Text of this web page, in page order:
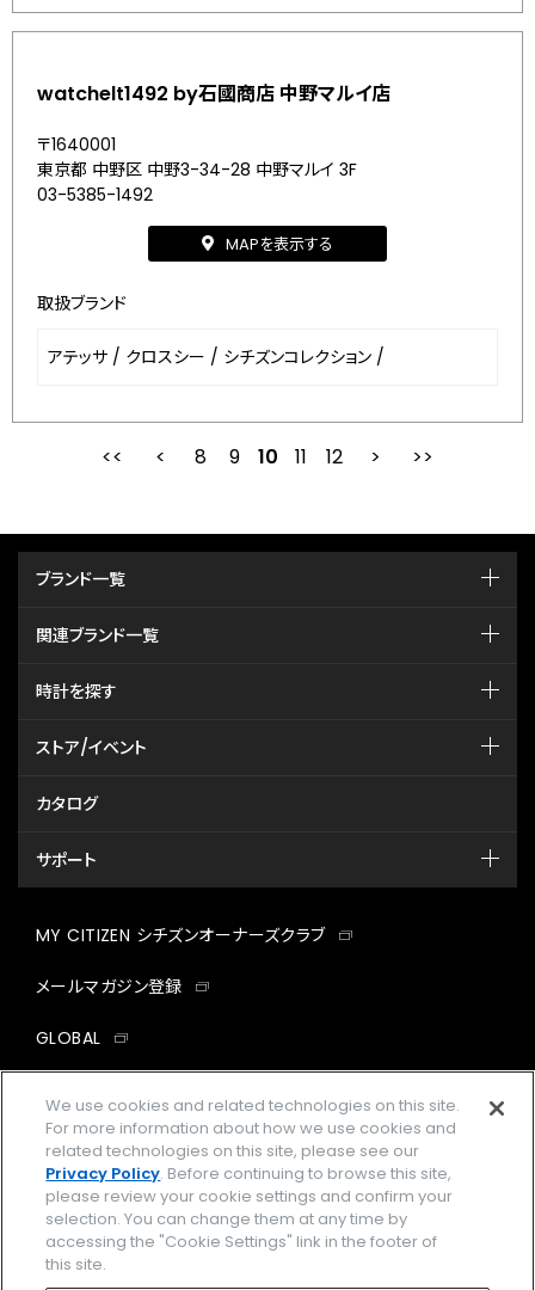
watchelt1492 by石國商店 中野マルイ店
〒1640001
東京都 中野区 中野3-34-28 中野マルイ 3F
03-5385-1492
MAPを表示する
取扱ブランド
アテッサ / クロスシー / シチズンコレクション /
最初 前
8 9 10 11 12
ブランド一覧
関連ブランド一覧
時計を探す
ストア/イベント
カタログ
サポート
MY CITIZEN シチズンオーナーズクラブ
メールマガジン登録
GLOBAL
facebookinstagramtwitter
企業情報 ご利用規約
プライバシーポリシー Cookies Settings
We use cookies and related technologies on this site.
For more information about how we use cookies and
related technologies on this site, please see our
Privacy Policy. Before continuing to browse this site,
please review your cookie settings and confirm your
selection. You can change them at any time by
accessing the "Cookie Settings" link in the footer of
this site.